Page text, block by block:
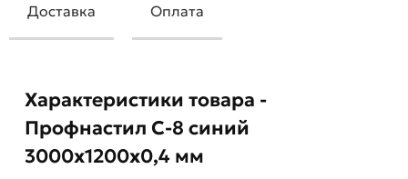
Доставка Оплата
Характеристики товара -
Профнастил С-8 синий
3000х1200х0,4 мм